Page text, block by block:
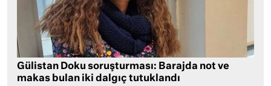
Gülistan Doku soruşturması: Barajda not ve
makas bulan iki dalgıç tutuklandı